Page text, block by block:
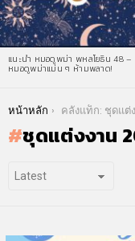
แนะนำ หมอดูพม่า พหลโยธิน 48 –
หมอดูพม่าแม่น ๆ ห้ามพลาด!
You are here:
หน้าหลัก คลังแท็ก: ชุดแต่งงาน
ชุดแต่งงาน